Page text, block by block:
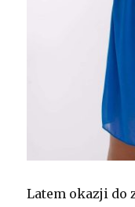
Latem okazji do